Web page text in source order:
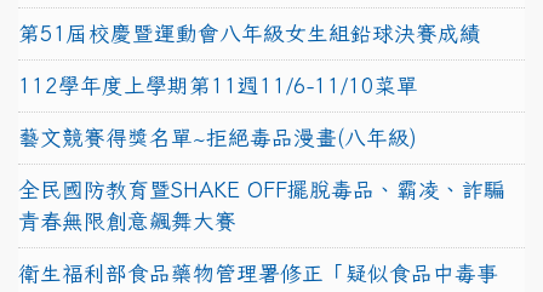
第51屆校慶暨運動會八年級女生組鉛球決賽成績
112學年度上學期第11週11/6-11/10菜單
藝文競賽得獎名單~拒絕毒品漫畫(八年級)
全民國防教育暨SHAKE OFF擺脫毒品、霸凌、詐騙
青春無限創意飆舞大賽
衛生福利部食品藥物管理署修正「疑似食品中毒事